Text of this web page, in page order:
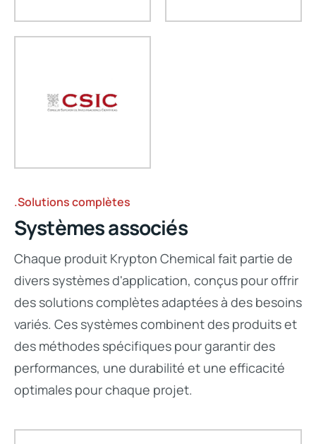
.Solutions complètes
Systèmes associés
Chaque produit Krypton Chemical fait partie de
divers systèmes d'application, conçus pour offrir
des solutions complètes adaptées à des besoins
variés. Ces systèmes combinent des produits et
des méthodes spécifiques pour garantir des
performances, une durabilité et une efficacité
optimales pour chaque projet.